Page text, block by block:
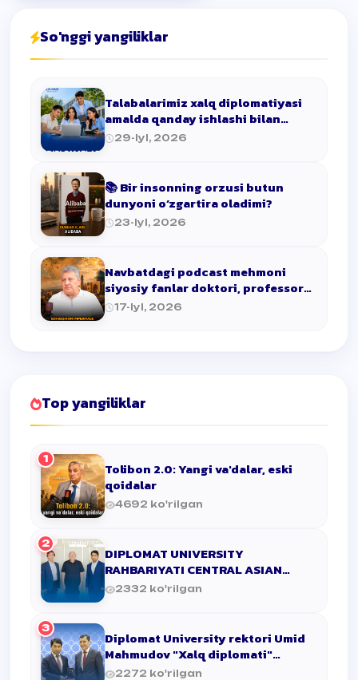
So'nggi yangiliklar
Talabalarimiz xalq diplomatiyasi
amalda qanday ishlashi bilan
tanishdilar!
29-Iyl, 2026
📚 Bir insonning orzusi butun
dunyoni o‘zgartira oladimi?
23-Iyl, 2026
Navbatdagi podcast mehmoni
siyosiy fanlar doktori, professor
To'lqin …
17-Iyl, 2026
Top yangiliklar
1
Tolibon 2.0: Yangi va'dalar, eski
qoidalar
4692 ko'rilgan
2
DIPLOMAT UNIVERSITY
RAHBARIYATI CENTRAL ASIAN
UNIVERSITY'DA
2332 ko'rilgan
3
Diplomat University rektori Umid
Mahmudov "Xalq diplomati"
ko‘krak …
2272 ko'rilgan